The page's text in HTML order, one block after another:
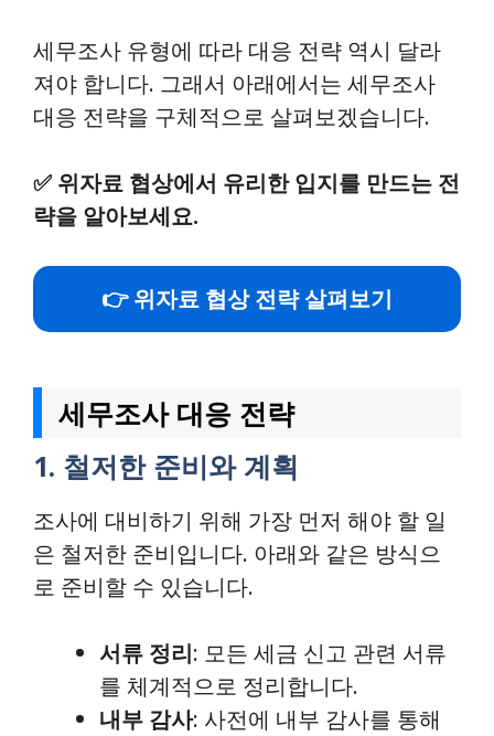
세무조사 유형에 따라 대응 전략 역시 달라
져야 합니다. 그래서 아래에서는 세무조사
대응 전략을 구체적으로 살펴보겠습니다.
✅ 위자료 협상에서 유리한 입지를 만드는 전
략을 알아보세요.
👉 위자료 협상 전략 살펴보기
세무조사 대응 전략
1. 철저한 준비와 계획
조사에 대비하기 위해 가장 먼저 해야 할 일
은 철저한 준비입니다. 아래와 같은 방식으
로 준비할 수 있습니다.
서류 정리: 모든 세금 신고 관련 서류
를 체계적으로 정리합니다.
내부 감사: 사전에 내부 감사를 통해